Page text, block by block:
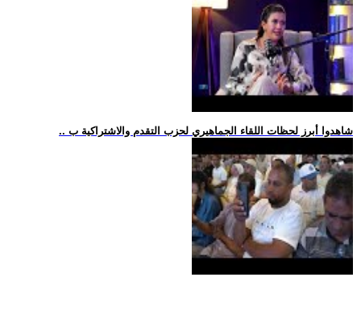
.. شاهدوا أبرز لحظات اللقاء الجماهيري لحزب التقدم والاشتراكية ب